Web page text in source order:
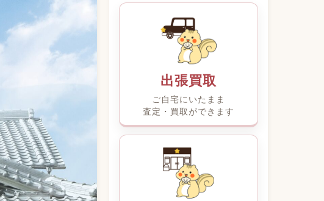
出張買取
ご自宅にいたまま
査定・買取ができます